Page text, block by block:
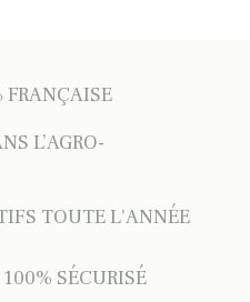
FRANÇAISE
L’AGRO-
TOUTE L'ANNÉE
SÉCURISÉ